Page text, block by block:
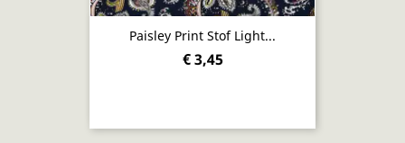
Paisley Print Stof Light...
€ 3,45